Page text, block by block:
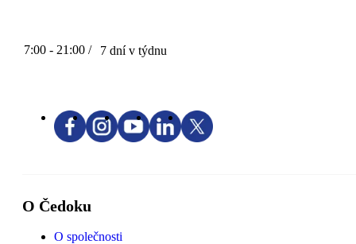
7:00 - 21:00 / 7 dní v týdnu
O Čedoku
O společnosti